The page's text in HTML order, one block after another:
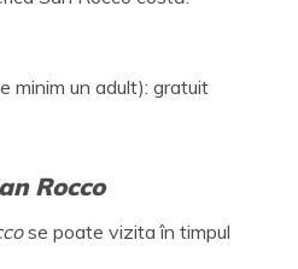
minim un adult): gratuit
Rocco
se poate vizita în timpul